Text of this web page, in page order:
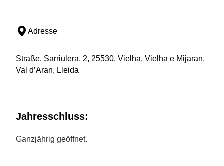
Adresse
Straße, Sarriulera, 2, 25530, Vielha, Vielha e Mijaran,
Val d’Aran, Lleida
Jahresschluss:
Ganzjährig geöffnet.